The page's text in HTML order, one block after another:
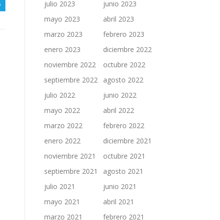
julio 2023
junio 2023
mayo 2023
abril 2023
marzo 2023
febrero 2023
enero 2023
diciembre 2022
noviembre 2022
octubre 2022
septiembre 2022
agosto 2022
julio 2022
junio 2022
mayo 2022
abril 2022
marzo 2022
febrero 2022
enero 2022
diciembre 2021
noviembre 2021
octubre 2021
septiembre 2021
agosto 2021
julio 2021
junio 2021
mayo 2021
abril 2021
marzo 2021
febrero 2021